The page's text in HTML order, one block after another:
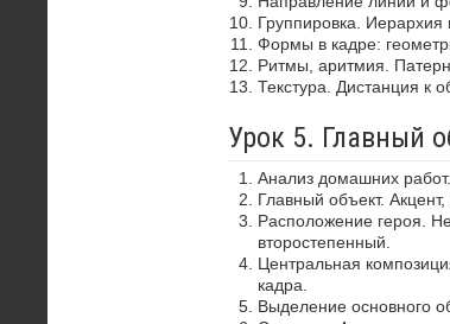
Группировка. Иерархия
Формы в кадре:
Ритмы, аритмия.
Текстура. Дистанция к
Урок 5. Главный
Анализ домашних работ.
Главный объект.
Расположение героя.
второстепенный.
Центральная
кадра.
Выделение основного